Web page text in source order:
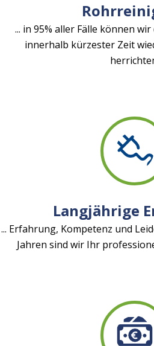
... in 95% aller Fälle können
innerhalb kürzester Zeit
Langjährige
... Erfahrung, Kompetenz und
Jahren sind wir Ihr